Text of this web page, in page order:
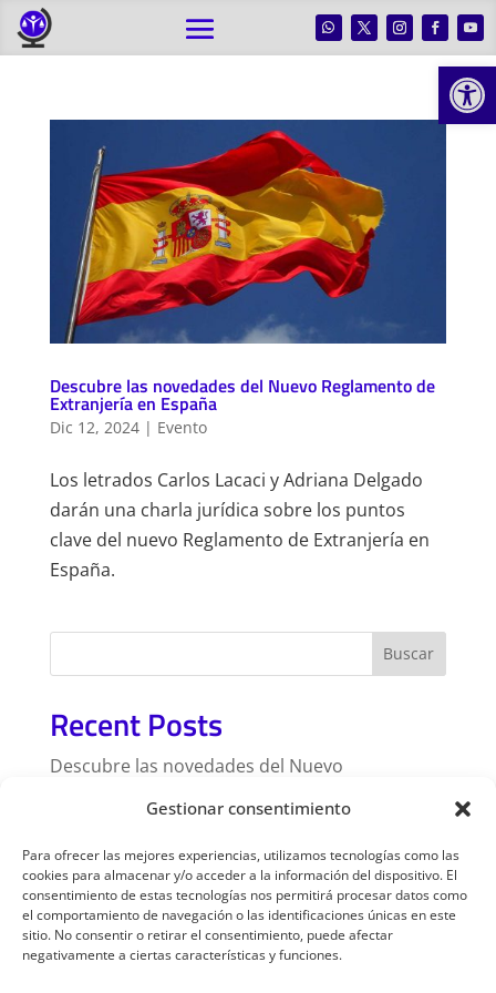
Gestionar consentimiento
Para ofrecer las mejores experiencias, utilizamos tecnologías como las
cookies para almacenar y/o acceder a la información del dispositivo. El
consentimiento de estas tecnologías nos permitirá procesar datos como
el comportamiento de navegación o las identificaciones únicas en este
sitio. No consentir o retirar el consentimiento, puede afectar
negativamente a ciertas características y funciones.
Descubre las novedades del Nuevo Reglamento de
Extranjería en España
Dic 12, 2024| Evento
Los letrados Carlos Lacaci y Adriana Delgado
darán una charla jurídica sobre los puntos
clave del nuevo Reglamento de Extranjería en
España.
Buscar
Recent Posts
Descubre las novedades del Nuevo
Recent Comments
No hay comentarios que mostrar.